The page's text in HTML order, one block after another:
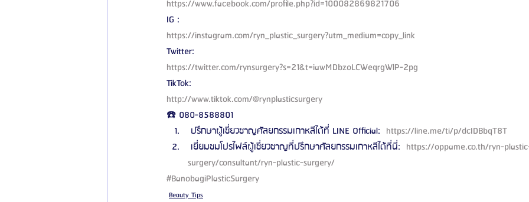
https://www.facebook.com/profile.php?id=100082869821706
IG :
https://instagram.com/ryn_plastic_surgery?utm_medium=copy_link
Twitter:
https://twitter.com/rynsurgery?s=21&t=iawMDbzoLCWeqrgWlP-2pg
TikTok:
http://www.tiktok.com/@rynplasticsurgery
☎️ 080-8588801
ปรึกษาผู้เชี่ยวชาญศัลยกรรมเกาหลีได้ที่ LINE Official: https://line.me/ti/p/dcIDBbqT8T
เยี่ยมชมโปรไฟล์ผู้เชี่ยวชาญที่ปรึกษาศัลยกรรมเกาหลีได้ที่นี่: https://oppame.co.th/ryn-
surgery/consultant/ryn-plastic-surgery/
#BanobagiPlasticSurgery
Beauty Tips